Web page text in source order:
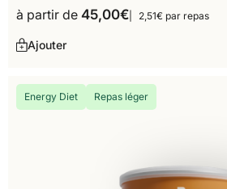
à partir de 45,00€ 2,51€ par repas
Ajouter
Energy Diet Repas léger